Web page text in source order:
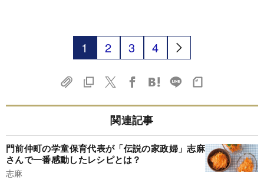
1 2 3 4
関連記事
門前仲町の学童保育代表が「伝説の家政婦」志麻
さんで一番感動したレシピとは？
志麻